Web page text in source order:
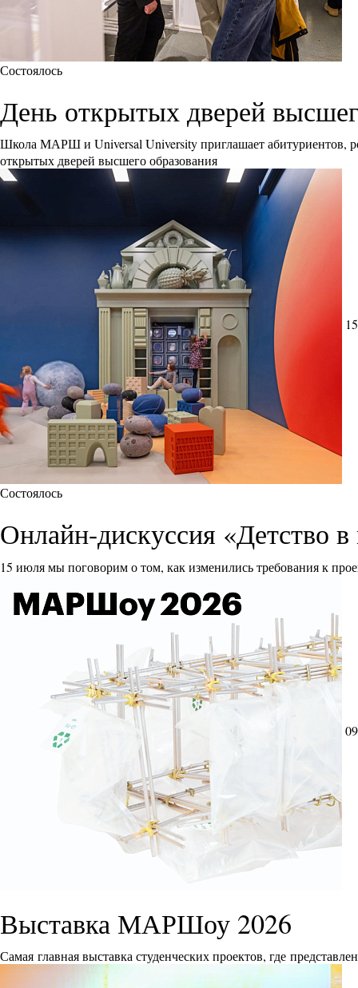
Состоялось
День открытых дверей
Школа МАРШ и Universal University приглашает абитуриентов,
открытых дверей высшего образования
Состоялось
Онлайн-дискуссия «Детство
15 июля мы поговорим о том, как изменились требования к
Выставка МАРШоу 2026
Самая главная выставка студенческих проектов, где